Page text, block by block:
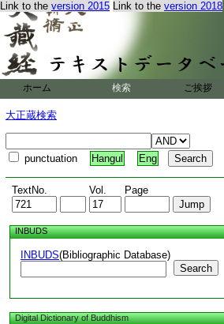
Link to the version 2015 Link to the version 2018
ホーム 検索 ご挨拶
大正蔵検索
punctuation Hangul Eng
TextNo. Vol. Page
INBUDS
INBUDS(Bibliographic Database)
Search
Digital Dictionary of Buddhism